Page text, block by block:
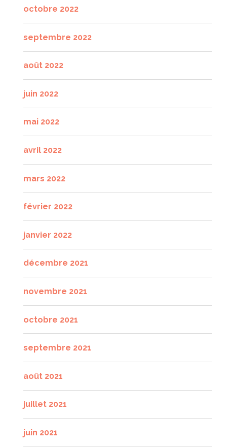
octobre 2022
septembre 2022
août 2022
juin 2022
mai 2022
avril 2022
mars 2022
février 2022
janvier 2022
décembre 2021
novembre 2021
octobre 2021
septembre 2021
août 2021
juillet 2021
juin 2021